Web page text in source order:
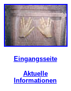
Eingangsseite
Aktuelle
Informationen